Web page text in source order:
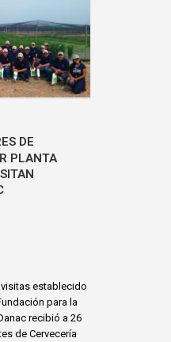
DE
PLANTA
establecido
para la
recibió a 26
de Cervecería